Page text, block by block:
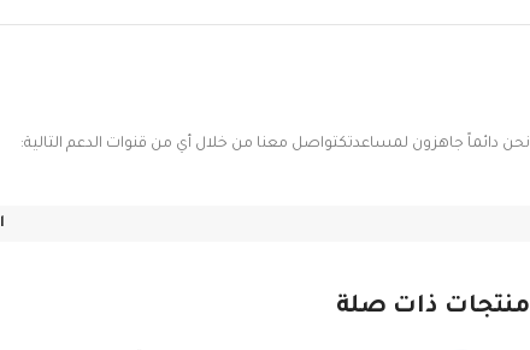
نحن دائماً جاهزون لمساعدتكتواصل معنا من خلال أي من قنوات الدعم التالية:
منتجات ذات صلة